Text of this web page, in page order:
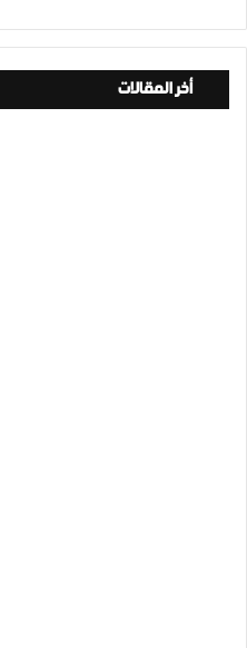
أخر المقالات